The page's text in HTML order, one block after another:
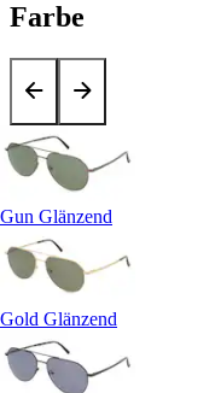
Farbe
Gun Glänzend
Gold Glänzend